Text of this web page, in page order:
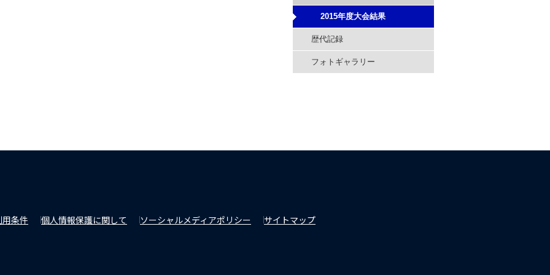
2015年度大会結果
歴代記録
フォトギャラリー
条件 個人情報保護に関して ソーシャルメディアポリシー サイトマップ